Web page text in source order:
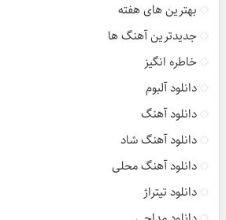
بهترین های هفته
جدیدترین آهنگ ها
خاطره انگیز
دانلود آلبوم
دانلود آهنگ
دانلود آهنگ شاد
دانلود آهنگ محلی
دانلود تیتراژ